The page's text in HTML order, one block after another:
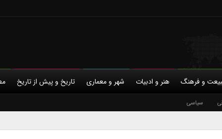
ما حمایت مالیسیاسی
و فرهنگ هنر و ادبیات شهر و معماری تاریخ و پیش از تاریخ